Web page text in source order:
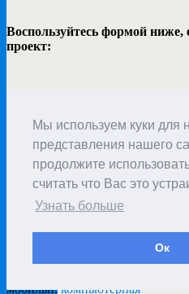
Мы используем куки для
представления нашего
продолжите
считать что Вас это
Узнать больше
Ок
Воспользуйтесь формой ниже,
проект:
Добавить
Для отправки комментария вам
мобильн. компьютерная